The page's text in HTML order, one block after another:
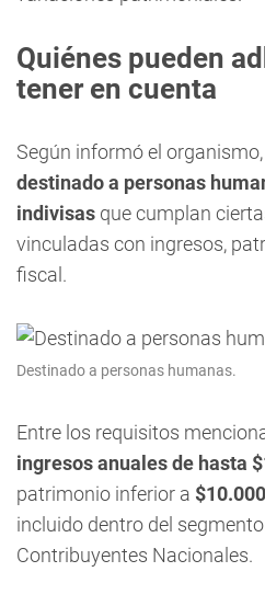
Quiénes pueden
tener en cuenta
Según informó el
destinado a personas
indivisas que cumplan
vinculadas con ingresos,
fiscal.
Destinado a personas humanas.
Entre los requisitos
ingresos anuales de hasta
patrimonio inferior a
incluido dentro del
Contribuyentes Nacionales.